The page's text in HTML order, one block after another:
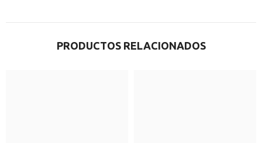
PRODUCTOS RELACIONADOS